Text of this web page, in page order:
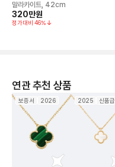
말라카이트, 42cm
320만원
정가대비 46%
연관 추천 상품
보증서 2026 2025 신품급